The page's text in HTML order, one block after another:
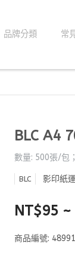
品牌分類 常
BLC A4
數量: 500張/包
BLC 影印紙
NT$95 ~
商品編號: